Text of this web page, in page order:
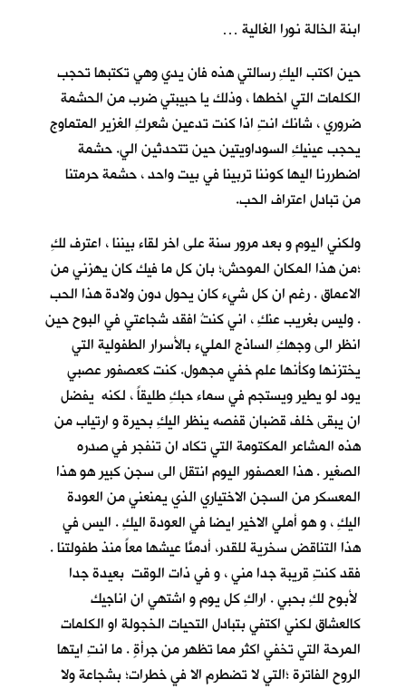
ابنة الخالة نورا الغالية …
حين اكتب اليكِ رسالتي هذه فان يدي وهي تكتبها تحجب
الكلمات التي اخطها ، وذلك يا حبيبتي ضرب من الحشمة
ضروري ، شانك انتِ اذا كنت تدعين شعركِ الغزير المتماوج
يحجب عينيكِ السوداويتين حين تتحدثين الي. حشمة
اضطررنا اليها كوننا تربينا في بيت واحد ، حشمة حرمتنا
من تبادل اعتراف الحب.
ولكني اليوم و بعد مرور سنة على اخر لقاء بيننا ، اعترف لكِ
؛من هذا المكان الموحش؛ بان كل ما فيك كان يهزني من
الاعماق . رغم ان كل شيء كان يحول دون ولادة هذا الحب
. وليس بغريب عنكِ ، اني كنتُ افقد شجاعتي في البوح حين
انظر الى وجهكِ الساذج المليء بالأسرار الطفولية التي
يختزنها وكأنها علم خفي مجهول. كنت كعصفور عصبي
يود لو يطير ويستجم في سماء حبكِ طليقاً ، لكنه يفضل
ان يبقى خلف قضبان قفصه ينظر اليكِ بحيرة و ارتياب من
هذه المشاعر المكتومة التي تكاد ان تنفجر في صدره
الصغير . هذا العصفور اليوم انتقل الى سجن كبير هو هذا
المعسكر من السجن الاختياري الذي يمنعني من العودة
اليكِ ، و هو أملي الاخير ايضا في العودة اليكِ . اليس في
هذا التناقض سخرية للقدر، أدمنَّا عيشها معاً منذ طفولتنا .
فقد كنتِ قريبة جدا مني ، و في ذات الوقت بعيدة جدا
لأبوح لكِ بحبي . اراكِ كل يوم و اشتهي ان اناجيك
كالعشاق لكني اكتفي بتبادل التحيات الخجولة او الكلمات
المرحة التي تخفي اكثر مما تظهر من جرأةٍ . ما انتِ ايتها
الروح الفاترة ؛التي لا تضطرم الا في خطرات؛ بشجاعة ولا